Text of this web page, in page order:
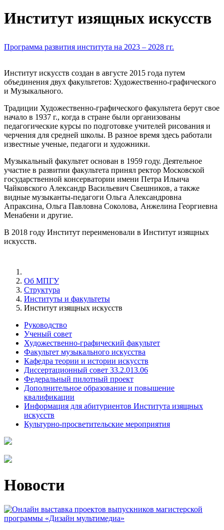
Институт изящных искусств
Программа развития института на 2023 – 2028 гг.
Институт искусств создан в августе 2015 года путем
объединения двух факультетов: Художественно-графического
и Музыкального.
Традиции Художественно-графического факультета берут свое
начало в 1937 г., когда в стране были организованы
педагогические курсы по подготовке учителей рисования и
черчения для средней школы. В разное время здесь работали
известные ученые, педагоги и художники.
Музыкальный факультет основан в 1959 году. Деятельное
участие в развитии факультета принял ректор Московской
государственной консерватории имени Петра Ильича
Чайковского Александр Васильевич Свешников, а также
видные музыканты-педагоги Ольга Александровна
Апраксина, Ольга Павловна Соколова, Анжелина Георгиевна
Менабени и другие.
В 2018 году Институт переименовали в Институт изящных
искусств.
Об МПГУ
Структура
Институты и факультеты
Институт изящных искусств
Руководство
Ученый совет
Художественно-графический факультет
Факультет музыкального искусства
Кафедра теории и истории искусств
Диссертационный совет 33.2.013.06
Федеральный пилотный проект
Дополнительное образование и повышение
квалификации
Информация для абитуриентов Института изящных
искусств
Культурно-просветительские мероприятия
Новости